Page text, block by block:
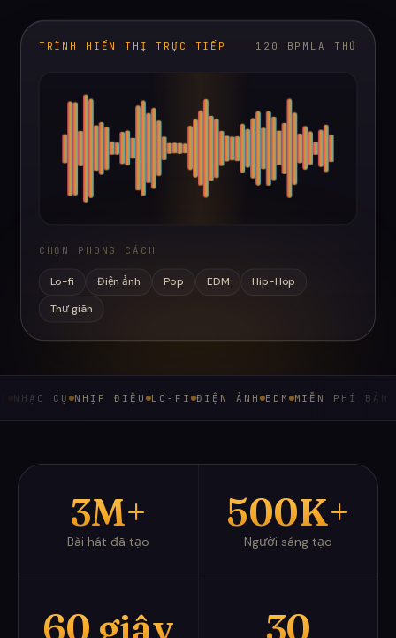
TRÌNH HIỂN THỊ TRỰC TIẾP 120 BPM LA THỨ
CHỌN PHONG CÁCH
Lo-fi Điện ảnh Pop EDM
Hip-Hop
Thư giãn
ĐIỆU LO-FI ĐIỆN ẢNH EDM MIỄN PHÍ BẢN QUYỀN
3M+
Bài hát đã tạo
500K+
Người sáng tạo
60 giây 30